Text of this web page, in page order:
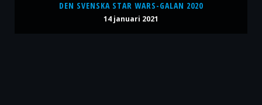
DEN SVENSKA STAR WARS-GALAN 2020
14 januari 2021